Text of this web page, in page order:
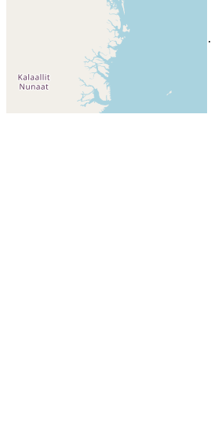
Calle 15 #13-57, Florencia, Ca...